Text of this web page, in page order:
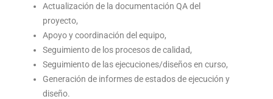
Actualización de la documentación QA del
proyecto,
Apoyo y coordinación del equipo,
Seguimiento de los procesos de calidad,
Seguimiento de las ejecuciones/diseños en curso,
Generación de informes de estados de ejecución y
diseño.